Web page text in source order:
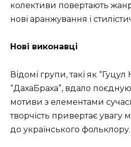
колективи повертають
нові аранжування і
Нові виконавці
Відомі групи, такі як “Гуцул
“ДахаБраха”, вдало
мотиви з елементами
творчість привертає увагу
до українського фольклору.